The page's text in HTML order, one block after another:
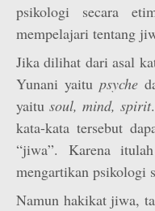
psikologi secara
mempelajari tentang
Jika dilihat dari asal
Yunani yaitu psyche
yaitusoul, mind, spirit
kata-kata tersebut
“jiwa”. Karena
mengartikan psikologi
Namun hakikat jiwa,